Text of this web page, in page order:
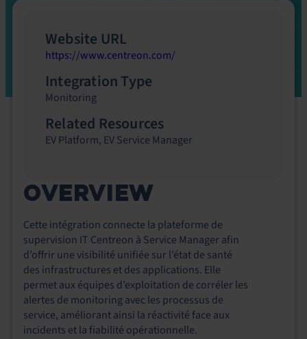
OVERVIEW
Cette intégration connecte la plateforme de
supervision IT Centreon à Service Manager afin
d’offrir une visibilité unifiée sur l’état de santé
des infrastructures et des applications. Elle
permet aux équipes d’exploitation de corréler les
alertes de monitoring avec les processus de
service, améliorant ainsi la réactivité face aux
incidents et la fiabilité opérationnelle.
Website URL
https://www.centreon.com/
Integration Type
Monitoring
Related Resources
EV Platform, EV Service Manager